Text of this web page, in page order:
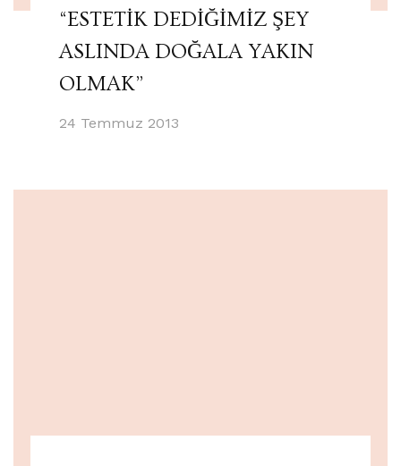
“ESTETİK DEDİĞİMİZ ŞEY
ASLINDA DOĞALA YAKIN
OLMAK”
24 Temmuz 2013